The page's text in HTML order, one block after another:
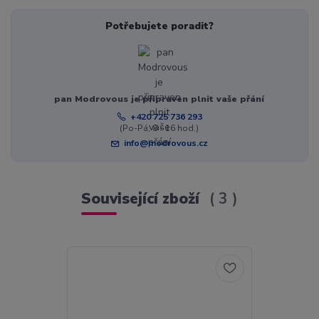
Potřebujete poradit?
pan Modrovous je připraven plnit vaše přání
+420 725 736 293
(Po-Pá, 8 - 16 hod.)
info@modrovous.cz
Související zboží 3